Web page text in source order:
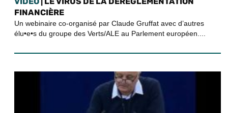
FINANCIÈRE
Un webinaire co-organisé par Claude Gruffat avec d’autres
élu•e•s du groupe des Verts/ALE au Parlement européen....